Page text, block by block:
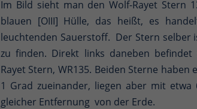
Im Bild sieht man den Wolf-Rayet Stern
blauen [OIII] Hülle, das heißt, es
leuchtenden Sauerstoff. Der Stern selber
zu finden. Direkt links daneben
Rayet Stern, WR135. Beiden Sterne haben
1 Grad zueinander, liegen aber mit etwa
gleicher Entfernung von der Erde.